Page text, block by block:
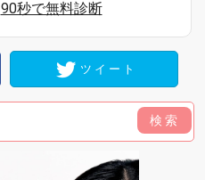
90秒で無料診断
ツイート
検索